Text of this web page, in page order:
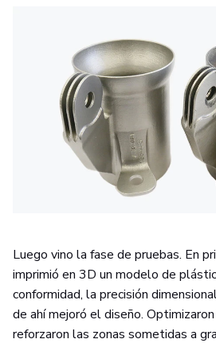
Luego vino la fase de pruebas. En
imprimió en 3D un modelo de
conformidad, la precisión
de ahí mejoró el diseño.
reforzaron las zonas sometidas a